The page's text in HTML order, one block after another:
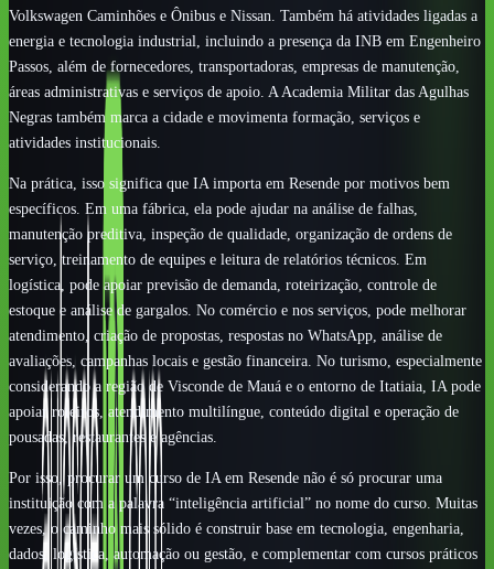
Volkswagen Caminhões e Ônibus e Nissan. Também há atividades ligadas a
energia e tecnologia industrial, incluindo a presença da INB em Engenheiro
Passos, além de fornecedores, transportadoras, empresas de manutenção,
áreas administrativas e serviços de apoio. A Academia Militar das Agulhas
Negras também marca a cidade e movimenta formação, serviços e
atividades institucionais.
Na prática, isso significa que IA importa em Resende por motivos bem
específicos. Em uma fábrica, ela pode ajudar na análise de falhas,
manutenção preditiva, inspeção de qualidade, organização de ordens de
serviço, treinamento de equipes e leitura de relatórios técnicos. Em
logística, pode apoiar previsão de demanda, roteirização, controle de
estoque e análise de gargalos. No comércio e nos serviços, pode melhorar
atendimento, criação de propostas, respostas no WhatsApp, análise de
avaliações, campanhas locais e gestão financeira. No turismo, especialmente
considerando a região de Visconde de Mauá e o entorno de Itatiaia, IA pode
apoiar roteiros, atendimento multilíngue, conteúdo digital e operação de
pousadas, restaurantes e agências.
Por isso, procurar um curso de IA em Resende não é só procurar uma
instituição com a palavra “inteligência artificial” no nome do curso. Muitas
vezes, o caminho mais sólido é construir base em tecnologia, engenharia,
dados, logística, automação ou gestão, e complementar com cursos práticos